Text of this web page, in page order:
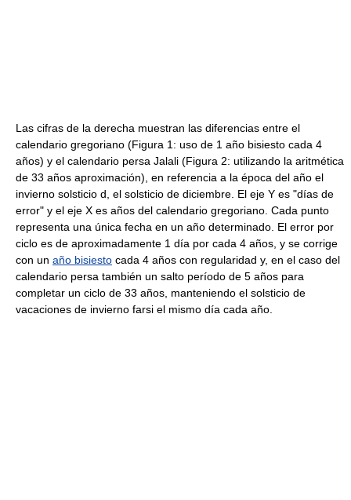
Las cifras de la derecha muestran las diferencias entre el
calendario gregoriano (Figura 1: uso de 1 año bisiesto cada 4
años) y el calendario persa Jalali (Figura 2: utilizando la aritmética
de 33 años aproximación), en referencia a la época del año el
invierno solsticio d, el solsticio de diciembre. El eje Y es "días de
error" y el eje X es años del calendario gregoriano. Cada punto
representa una única fecha en un año determinado. El error por
ciclo es de aproximadamente 1 día por cada 4 años, y se corrige
con un año bisiesto cada 4 años con regularidad y, en el caso del
calendario persa también un salto período de 5 años para
completar un ciclo de 33 años, manteniendo el solsticio de
vacaciones de invierno farsi el mismo día cada año.